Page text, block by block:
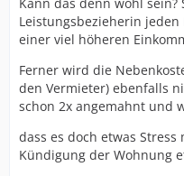
Leistungsbezieherin
einer viel höheren
Ferner wird die
den Vermieter) ebenfalls
schon 2x angemahnt und
dass es doch etwas
Kündigung der Wohnung